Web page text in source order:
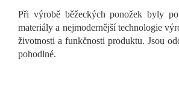
Při výrobě běžeckých ponožek byly
materiály a nejmodernější technologie
životnosti a funkčnosti produktu. Jsou
pohodlné.